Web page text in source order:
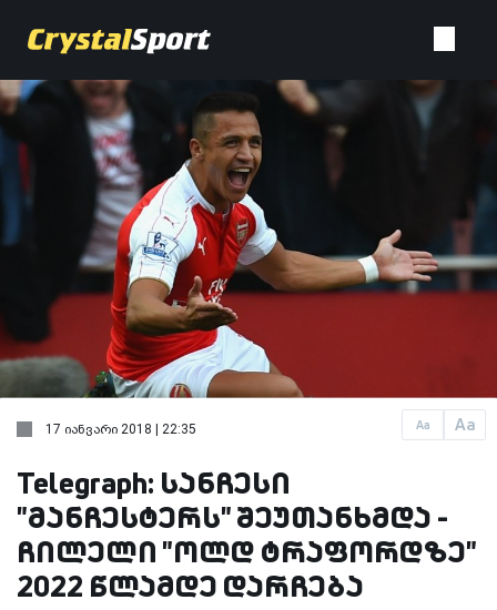
Aa Aa
17 იანვარი 2018 | 22:35
Telegraph: სანჩესი
"მანჩესტერს" შეუთანხმდა -
ჩილელი "ოლდ ტრაფორდზე"
2022 წლამდე დარჩება